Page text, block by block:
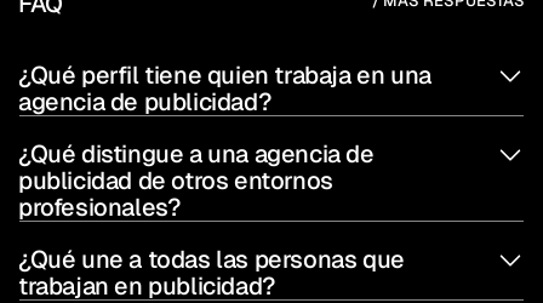
¿Qué perfil tiene quien trabaja en una
agencia de publicidad?
¿Qué distingue a una agencia de
publicidad de otros entornos
profesionales?
¿Qué une a todas las personas que
trabajan en publicidad?